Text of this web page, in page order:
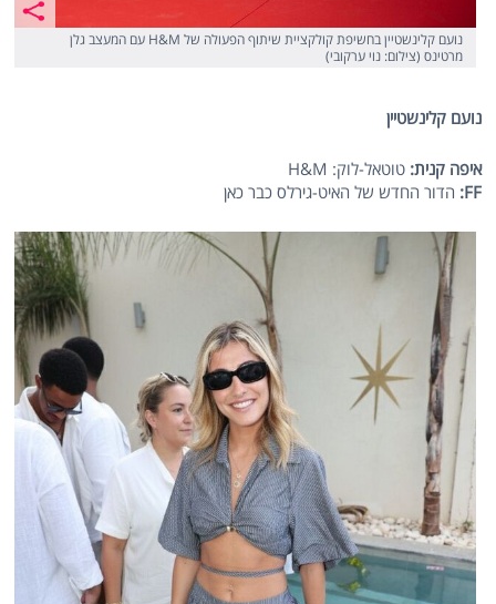
נועם קלינשטיין בחשיפת קולקציית שיתוף הפעולה של H&M עם המעצב גלן
מרטינס (צילום: נוי ערקובי)
נועם קלינשטיין
איפה קנית:טוטאל-לוק: H&M
FF
: הדור החדש של האיט-גירלס כבר כאן